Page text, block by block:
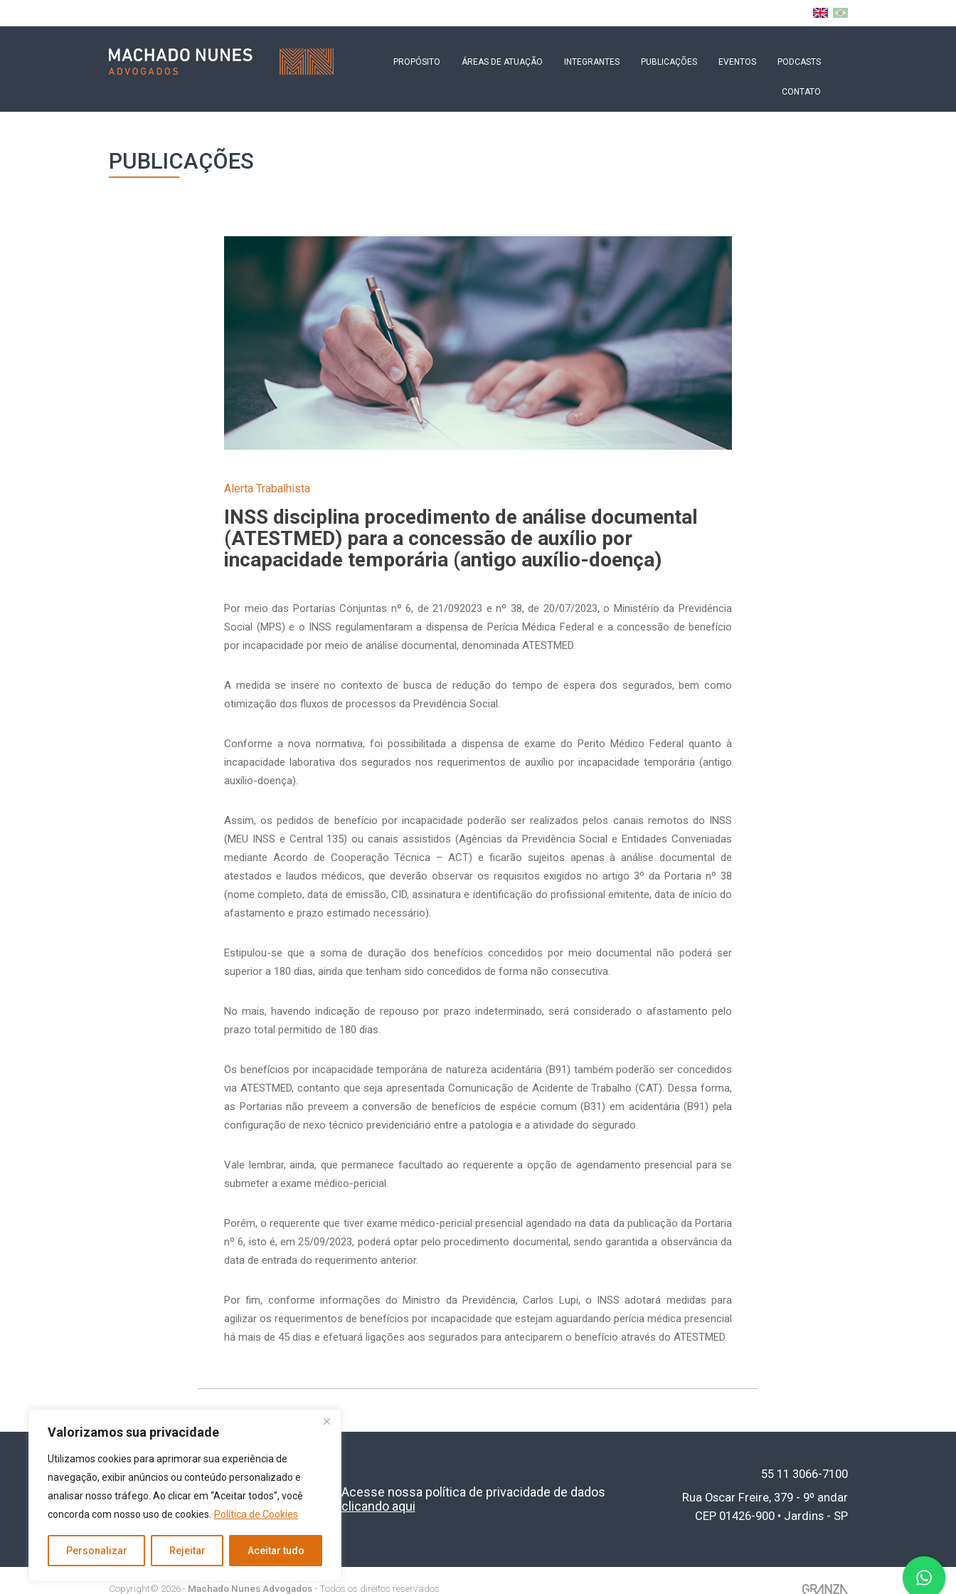
Valorizamos sua privacidade
Utilizamos cookies para aprimorar sua experiência de
navegação, exibir anúncios ou conteúdo personalizado e
analisar nosso tráfego. Ao clicar em “Aceitar todos”, você
concorda com nosso uso de cookies.
Política de Cookies
Personalizar Rejeitar Aceitar tudo
PROPÓSITO ÁREAS DE ATUAÇÃO INTEGRANTES PUBLICAÇÕES EVENTOS PODCASTS
CONTATO
PUBLICAÇÕES
Alerta Trabalhista
INSS disciplina procedimento de análise documental
(ATESTMED) para a concessão de auxílio por
incapacidade temporária (antigo auxílio-doença)
Por meio das Portarias Conjuntas nº 6, de 21/092023 e nº 38, de 20/07/2023, o Ministério da Previdência
Social (MPS) e o INSS regulamentaram a dispensa de Perícia Médica Federal e a concessão de benefício
por incapacidade por meio de análise documental, denominada ATESTMED.
A medida se insere no contexto de busca de redução do tempo de espera dos segurados, bem como
otimização dos fluxos de processos da Previdência Social.
Conforme a nova normativa, foi possibilitada a dispensa de exame do Perito Médico Federal quanto à
incapacidade laborativa dos segurados nos requerimentos de auxílio por incapacidade temporária (antigo
auxílio-doença).
Assim, os pedidos de benefício por incapacidade poderão ser realizados pelos canais remotos do INSS
(MEU INSS e Central 135) ou canais assistidos (Agências da Previdência Social e Entidades Conveniadas
mediante Acordo de Cooperação Técnica – ACT) e ficarão sujeitos apenas à análise documental de
atestados e laudos médicos, que deverão observar os requisitos exigidos no artigo 3º da Portaria nº 38
(nome completo, data de emissão, CID, assinatura e identificação do profissional emitente, data de início do
afastamento e prazo estimado necessário).
Estipulou-se que a soma de duração dos benefícios concedidos por meio documental não poderá ser
superior a 180 dias, ainda que tenham sido concedidos de forma não consecutiva.
No mais, havendo indicação de repouso por prazo indeterminado, será considerado o afastamento pelo
prazo total permitido de 180 dias.
Os benefícios por incapacidade temporária de natureza acidentária (B91) também poderão ser concedidos
via ATESTMED, contanto que seja apresentada Comunicação de Acidente de Trabalho (CAT). Dessa forma,
as Portarias não preveem a conversão de benefícios de espécie comum (B31) em acidentária (B91) pela
configuração de nexo técnico previdenciário entre a patologia e a atividade do segurado.
Vale lembrar, ainda, que permanece facultado ao requerente a opção de agendamento presencial para se
submeter a exame médico-pericial.
Porém, o requerente que tiver exame médico-pericial presencial agendado na data da publicação da Portaria
nº 6, isto é, em 25/09/2023, poderá optar pelo procedimento documental, sendo garantida a observância da
data de entrada do requerimento anterior.
Por fim, conforme informações do Ministro da Previdência, Carlos Lupi, o INSS adotará medidas para
agilizar os requerimentos de benefícios por incapacidade que estejam aguardando perícia médica presencial
há mais de 45 dias e efetuará ligações aos segurados para anteciparem o benefício através do ATESTMED.
55 11 3066-7100
Rua Oscar Freire, 379 - 9º andar
CEP 01426-900 • Jardins - SP
Acesse nossa política de privacidade de dados
clicando aqui
Copyright© 2026 - Machado Nunes Advogados- Todos os direitos reservados